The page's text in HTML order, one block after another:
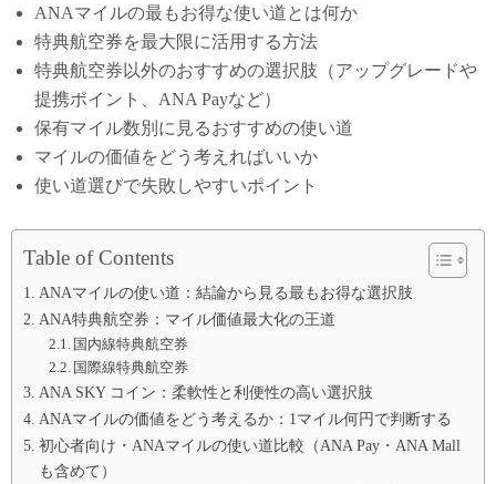
ANAマイルの最もお得な使い道とは何か
特典航空券を最大限に活用する方法
特典航空券以外のおすすめの選択肢（アップグレードや
提携ポイント、ANA Payなど）
保有マイル数別に見るおすすめの使い道
マイルの価値をどう考えればいいか
使い道選びで失敗しやすいポイント
Table of Contents
ANAマイルの使い道：結論から見る最もお得な選択肢
ANA特典航空券：マイル価値最大化の王道
国内線特典航空券
国際線特典航空券
ANA SKY コイン：柔軟性と利便性の高い選択肢
ANAマイルの価値をどう考えるか：1マイル何円で判断する
初心者向け・ANAマイルの使い道比較（ANA Pay・ANA Mall
も含めて）